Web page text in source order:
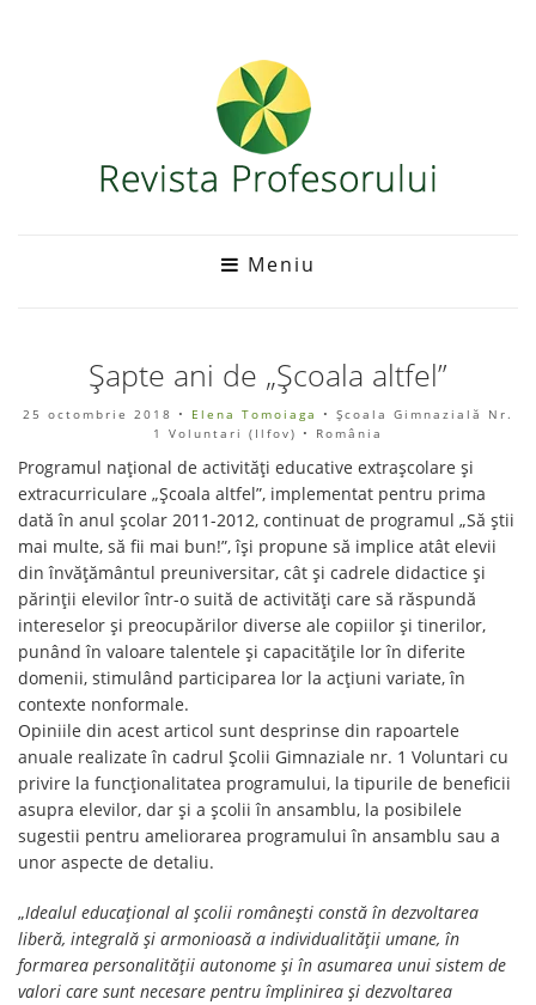
Meniu
Șapte ani de „Școala altfel”
25 octombrie 2018 • Elena Tomoiaga
• Școala Gimnazială Nr.
1 Voluntari (Ilfov) • România
Programul național de activități educative extrașcolare și
extracurriculare „Școala altfel”, implementat pentru prima
dată în anul şcolar 2011-2012, continuat de programul „Să ştii
mai multe, să fii mai bun!”, își propune să implice atât elevii
din învățământul preuniversitar, cât și cadrele didactice și
părinții elevilor într-o suită de activități care să răspundă
intereselor și preocupărilor diverse ale copiilor și tinerilor,
punând în valoare talentele și capacitățile lor în diferite
domenii, stimulând participarea lor la acțiuni variate, în
contexte nonformale.
Opiniile din acest articol sunt desprinse din rapoartele
anuale realizate în cadrul Școlii Gimnaziale nr. 1 Voluntari cu
privire la funcționalitatea programului, la tipurile de beneficii
asupra elevilor, dar și a școlii în ansamblu, la posibilele
sugestii pentru ameliorarea programului în ansamblu sau a
unor aspecte de detaliu.
„Idealul educaţional al şcolii româneşti constă în dezvoltarea
liberă, integrală şi armonioasă a individualităţii umane, în
formarea personalităţii autonome şi în asumarea unui sistem de
valori care sunt necesare pentru împlinirea şi dezvoltarea